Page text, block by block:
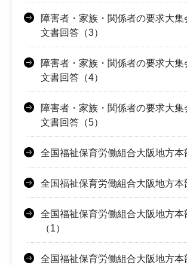
障害者・家族・関係者の要求大集
文書回答（3）
障害者・家族・関係者の要求大集
文書回答（4）
障害者・家族・関係者の要求大集
文書回答（5）
全国福祉保育労働組合大阪地方本
全国福祉保育労働組合大阪地方本
全国福祉保育労働組合大阪地方本
（1）
全国福祉保育労働組合大阪地方本